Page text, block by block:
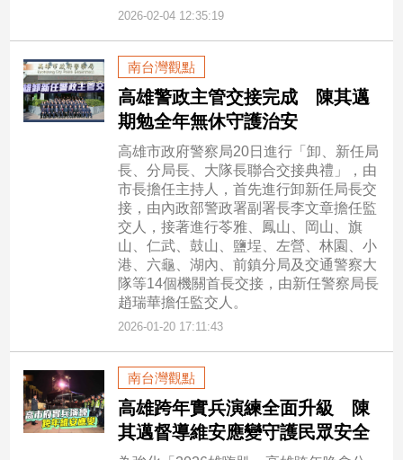
觀
點】
2026-02-04 12:35:19
南台灣觀點
高雄警政主管交接完成 陳其邁
期勉全年無休守護治安
高雄市政府警察局20日進行「卸、新任局
長、分局長、大隊長聯合交接典禮」，由
市長擔任主持人，首先進行卸新任局長交
接，由內政部警政署副署長李文章擔任監
交人，接著進行苓雅、鳳山、岡山、旗
山、仁武、鼓山、鹽埕、左營、林園、小
港、六龜、湖內、前鎮分局及交通警察大
隊等14個機關首長交接，由新任警察局長
趙瑞華擔任監交人。
2026-01-20 17:11:43
南台灣觀點
高雄跨年實兵演練全面升級 陳
其邁督導維安應變守護民眾安全